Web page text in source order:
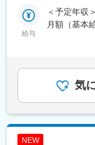
工場、食品
境対策製品
械、電気電
ので未経験
給与
＜予定年収
月額（基本
月・冬期
（入社3年
年）賃金は
可能性があ
気
NEW